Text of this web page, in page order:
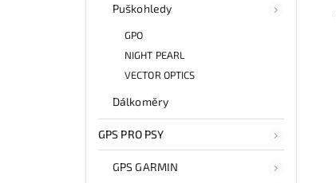
Puškohledy
GPO
NIGHT PEARL
VECTOR OPTICS
Dálkoměry
GPS PRO PSY
GPS GARMIN